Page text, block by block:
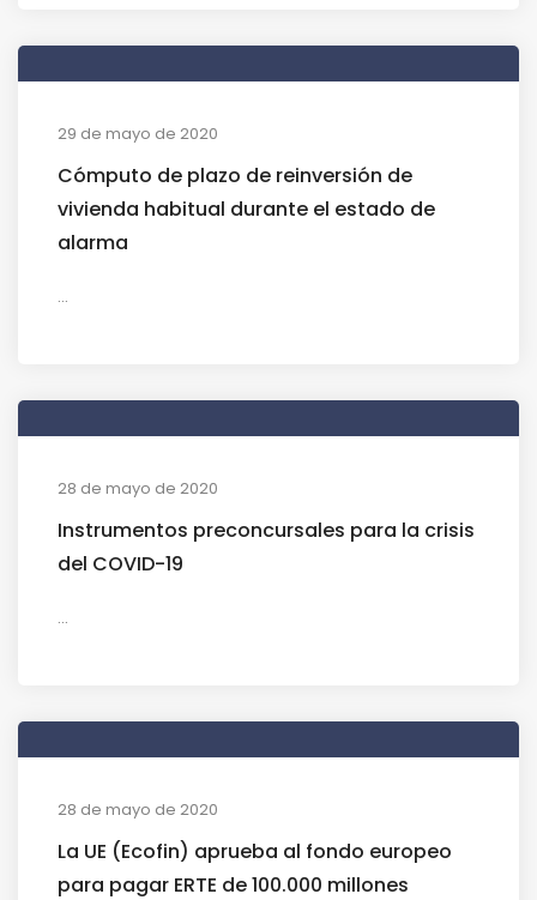
29 de mayo de 2020
Cómputo de plazo de reinversión de
vivienda habitual durante el estado de
alarma
...
28 de mayo de 2020
Instrumentos preconcursales para la crisis
del COVID-19
...
28 de mayo de 2020
La UE (Ecofin) aprueba al fondo europeo
para pagar ERTE de 100.000 millones